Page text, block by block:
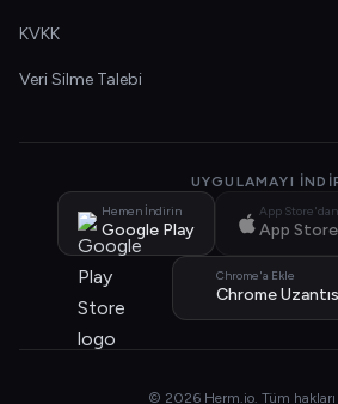
KVKK
Veri Silme Talebi
UYGULAMAYI
Hemen İndirin
Google Play
App
App Store
Chrome'a Ekle
Chrome
© 2026 Herm.io. Tüm hakları